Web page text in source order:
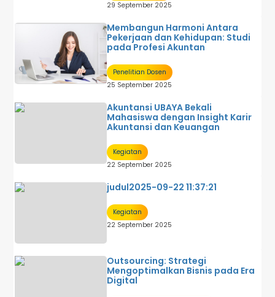
29 September 2025
Membangun Harmoni Antara
Pekerjaan dan Kehidupan: Studi
pada Profesi Akuntan
Penelitian Dosen
25 September 2025
Akuntansi UBAYA Bekali
Mahasiswa dengan Insight Karir
Akuntansi dan Keuangan
Kegiatan
22 September 2025
judul2025-09-22 11:37:21
Kegiatan
22 September 2025
Outsourcing: Strategi
Mengoptimalkan Bisnis pada Era
Digital